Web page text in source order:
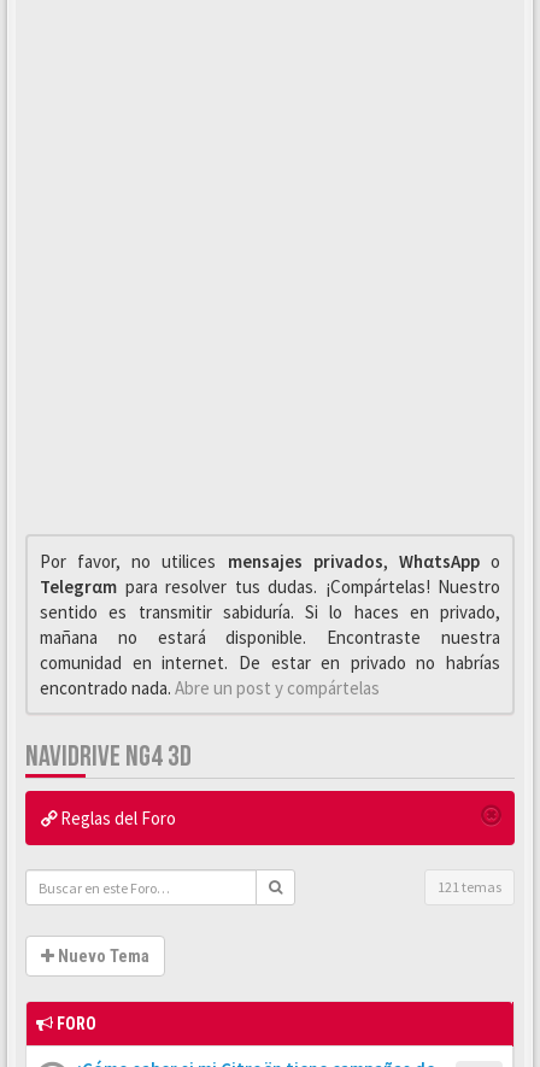
Por favor, no utilices mensajes privados, WhαtsAppo
Telegrαm para resolver tus dudas. ¡Compártelas! Nuestro
sentido es transmitir sabiduría. Si lo haces en privado,
mañana no estará disponible. Encontraste nuestra
comunidad en internet. De estar en privado no habrías
encontrado nada. Abre un post y compártelas
NAVIDRIVE NG4 3D
Reglas del Foro
121 temas
Nuevo Tema
FORO